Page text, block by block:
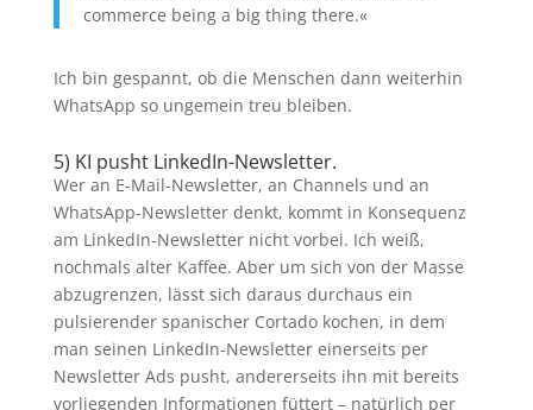
commerce being a big thing there.«
Ich bin gespannt, ob die Menschen dann weiterhin
WhatsApp so ungemein treu bleiben.
5) KI pusht LinkedIn-Newsletter.
Wer an E-Mail-Newsletter, an Channels und an
WhatsApp-Newsletter denkt, kommt in Konsequenz
am LinkedIn-Newsletter nicht vorbei. Ich weiß,
nochmals alter Kaffee. Aber um sich von der Masse
abzugrenzen, lässt sich daraus durchaus ein
pulsierender spanischer Cortado kochen, in dem
man seinen LinkedIn-Newsletter einerseits per
Newsletter Ads pusht, andererseits ihn mit bereits
vorliegenden Informationen füttert – natürlich per